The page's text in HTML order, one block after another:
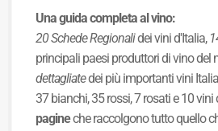
Una guida completa al vino:
20 Schede Regionalidei vini d'Italia,
principali paesi produttori di vino del
dettagliatedei più importanti vini
37 bianchi, 35 rossi, 7 rosati e 10
pagineche raccolgono tutto quello